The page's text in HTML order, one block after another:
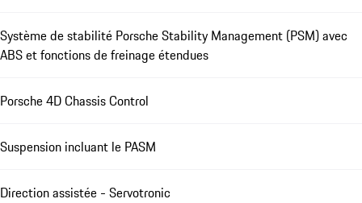
Système de stabilité Porsche Stability Management (PSM) avec
ABS et fonctions de freinage étendues
Porsche 4D Chassis Control
Suspension incluant le PASM
Direction assistée - Servotronic